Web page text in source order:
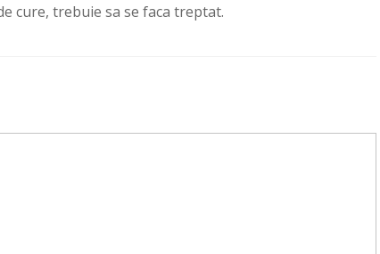
cure, trebuie sa se faca treptat.